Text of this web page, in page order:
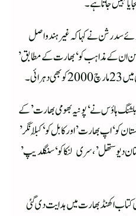
نہیں جاتا ہے۔
سدرشن نے کہا کہ غیر ہندو اصل
ان کے مذاہب کو ‘بھارت کے مطابق’
ہاؤس نے ‘پونیہ بھومی بھارت’ کے
کو ‘اپ بھارت’ اور کابل کو ‘کُبلا نگر’
دیوستھل’، سری لنکا کو ‘سنگلدیپ’
کتاب اکھنڈ بھارت میں ہدایت دی گئی